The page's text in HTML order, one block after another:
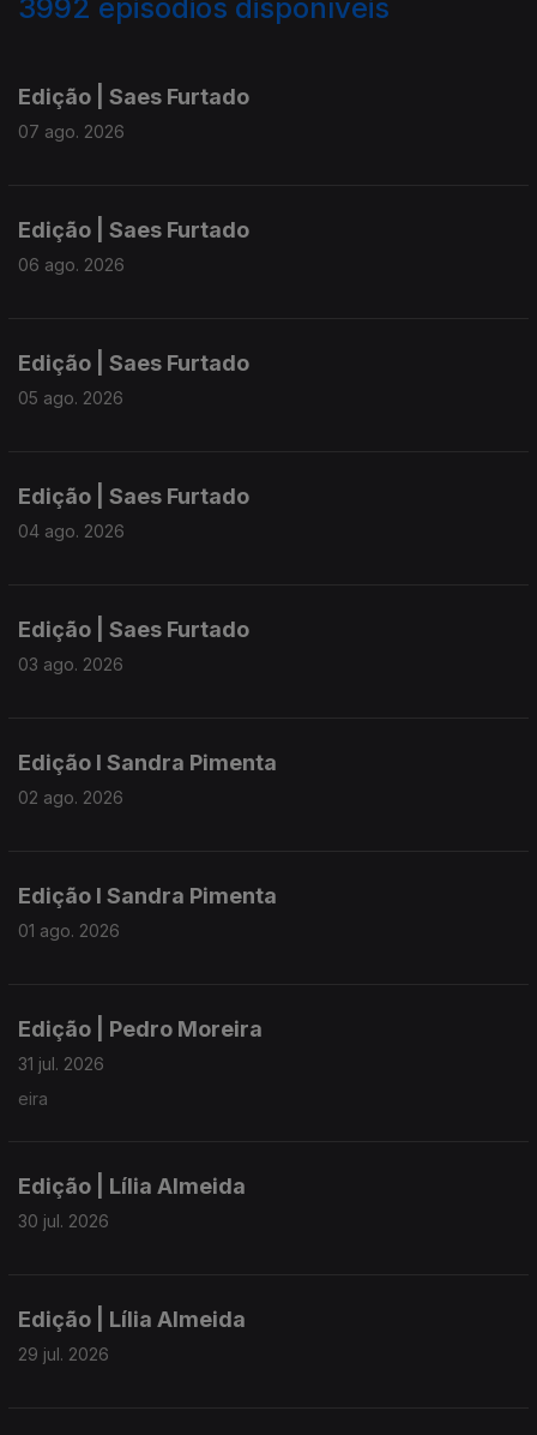
3992 episódios disponíveis
Edição | Saes Furtado
07 ago. 2026
Edição | Saes Furtado
06 ago. 2026
Edição | Saes Furtado
05 ago. 2026
Edição | Saes Furtado
04 ago. 2026
Edição | Saes Furtado
03 ago. 2026
Edição I Sandra Pimenta
02 ago. 2026
Edição I Sandra Pimenta
01 ago. 2026
Edição | Pedro Moreira
31 jul. 2026
eira
Edição | Lília Almeida
30 jul. 2026
Edição | Lília Almeida
29 jul. 2026